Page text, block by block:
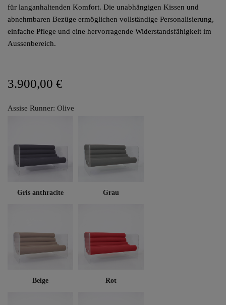
für langanhaltenden Komfort. Die unabhängigen Kissen und
abnehmbaren Bezüge ermöglichen vollständige Personalisierung,
einfache Pflege und eine hervorragende Widerstandsfähigkeit im
Aussenbereich.
3.900,00 €
Assise Runner: Olive
Gris anthracite Grau
Beige Rot